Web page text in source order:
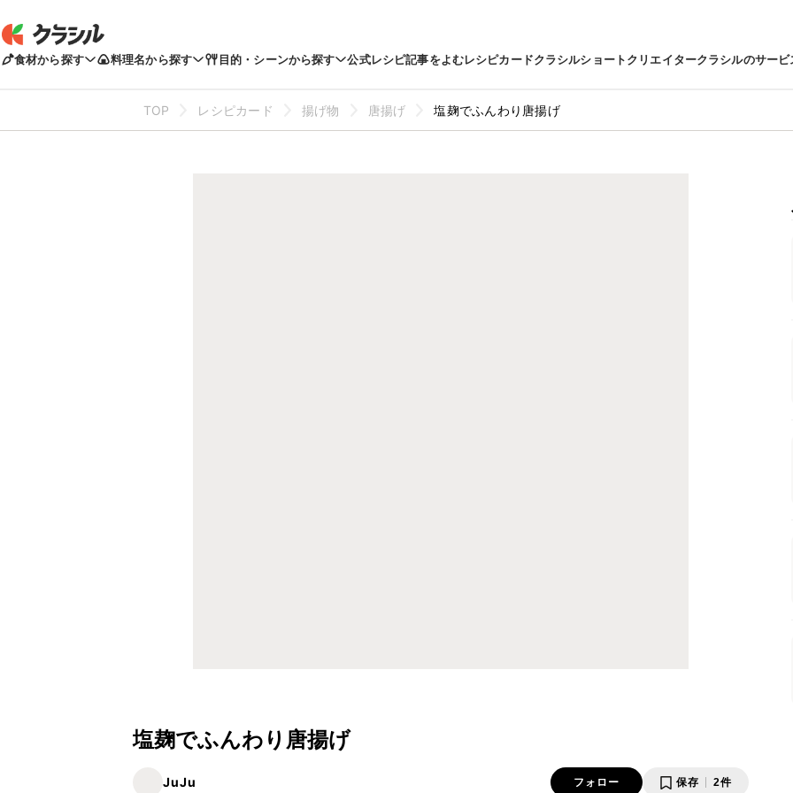
食材から探す 料理名から探す 目的・シーンから探す 公式レシピ記事をよむレシピカードクラシルショートクリエイタークラシルのサービ
TOP レシピカード 揚げ物 唐揚げ 塩麹でふんわり唐揚げ
塩麹でふんわり唐揚げ
JuJu フォロー 保存 2件